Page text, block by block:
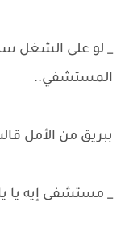
_ لو على الشغل
المستشفي..
ببريق من الأمل
_ مستشفى إيه يا